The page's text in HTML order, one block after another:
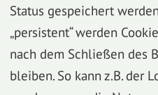
Status gespeichert
„persistent“ werden
nach dem Schließen des
bleiben. So kann z.B. der